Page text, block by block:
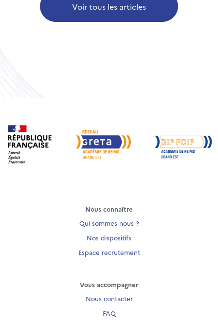
Voir tous les articles
Nous connaître
Qui sommes nous ?
Nos dispositifs
Espace recrutement
Vous accompagner
Nous contacter
FAQ